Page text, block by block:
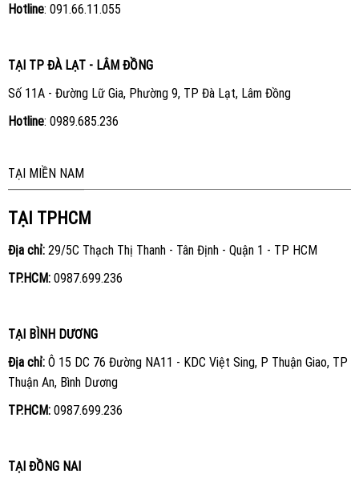
Hotline: 091.66.11.055
TẠI TP ĐÀ LẠT - LÂM ĐỒNG
Số 11A - Đường Lữ Gia, Phường 9, TP Đà Lạt, Lâm Đồng
Hotline: 0989.685.236
TẠI MIỀN NAM
TẠI TPHCM
Địa chỉ:29/5C Thạch Thị Thanh - Tân Định - Quận 1 - TP HCM
TP.HCM: 0987.699.236
TẠI BÌNH DƯƠNG
Địa chỉ:Ô 15 DC 76 Đường NA11 - KDC Việt Sing, P Thuận Giao, TP
Thuận An, Bình Dương
TP.HCM: 0987.699.236
TẠI ĐỒNG NAI